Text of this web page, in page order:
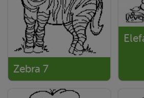
Zebra 7